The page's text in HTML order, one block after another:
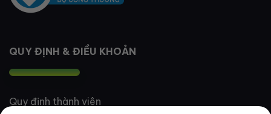
QUY ĐỊNH & ĐIỀU KHOẢN
Quy định thành viên